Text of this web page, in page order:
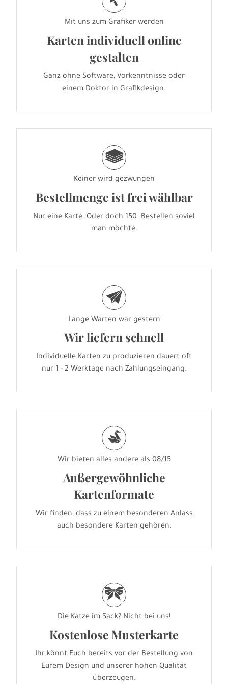
Mit uns zum Grafiker werden
Karten individuell online
gestalten
Ganz ohne Software, Vorkenntnisse oder
einem Doktor in Grafikdesign.
g
Keiner wird gezwungen
Bestellmenge ist frei wählbar
Nur eine Karte. Oder doch 150. Bestellen soviel
man möchte.
e
Lange Warten war gestern
Wir liefern schnell
Individuelle Karten zu produzieren dauert oft
nur 1 - 2 Werktage nach Zahlungseingang.
s
Wir bieten alles andere als 08/15
Außergewöhnliche
Kartenformate
Wir finden, dass zu einem besonderen Anlass
auch besondere Karten gehören.
r
Die Katze im Sack? Nicht bei uns!
Kostenlose Musterkarte
Ihr könnt Euch bereits vor der Bestellung von
Eurem Design und unserer hohen Qualität
überzeugen.